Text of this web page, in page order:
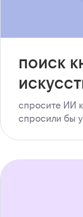
поиск
спросите ИИ
спросили бы